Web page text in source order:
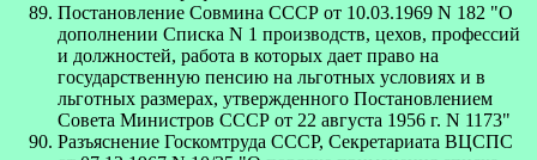
Постановление Совмина СССР от 10.03.1969 N 182 "О
дополнении Списка N 1 производств, цехов, профессий
и должностей, работа в которых дает право на
государственную пенсию на льготных условиях и в
льготных размерах, утвержденного Постановлением
Совета Министров СССР от 22 августа 1956 г. N 1173"
Разъяснение Госкомтруда СССР, Секретариата ВЦСПС